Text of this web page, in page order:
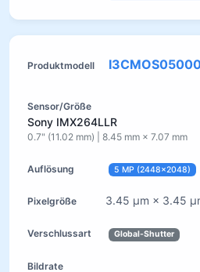
Sony IMX264LLR
0.7" (11.02 mm) | 8.45 mm × 7.07 mm
5 MP (2448×2048)
3.45 µm × 3.45
Global-Shutter